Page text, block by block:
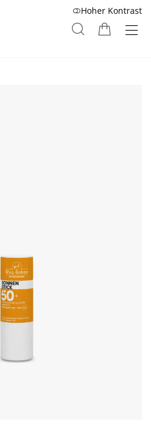
Hoher Kontrast